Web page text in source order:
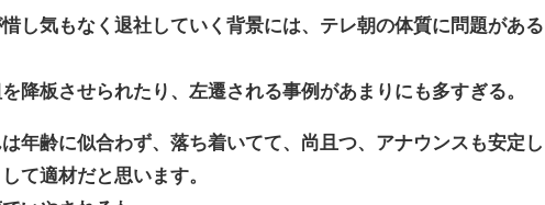
し気もなく退社していく背景には、テレ朝の体質に問題がある
降板させられたり、左遷される事例があまりにも多すぎる。
年齢に似合わず、落ち着いてて、尚且つ、アナウンスも安定し
て適材だと思います。